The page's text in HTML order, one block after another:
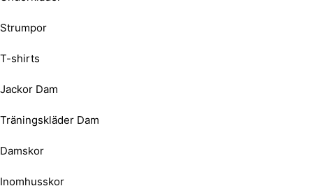
Strumpor
T-shirts
Jackor Dam
Träningskläder Dam
Damskor
Inomhusskor